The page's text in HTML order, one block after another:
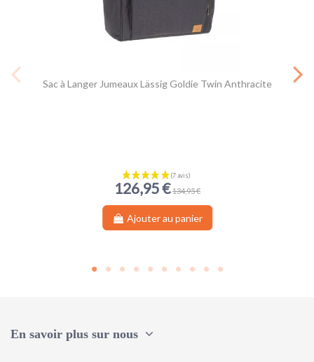
Sac à Langer Jumeaux Lässig Goldie Twin Anthracite
126,95 € 134,95 €
Ajouter au panier
En savoir plus sur nous